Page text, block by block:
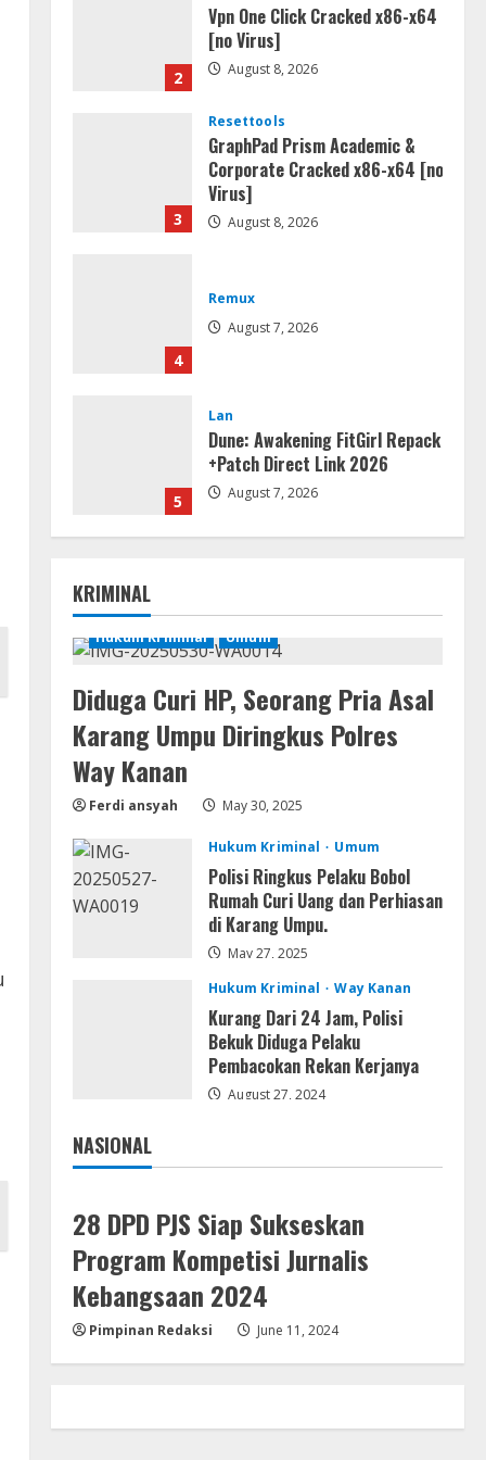
2
Vpn One Click Cracked x86-x64
[no Virus]
August 8, 2026
3
Resettools
GraphPad Prism Academic &
Corporate Cracked x86-x64 [no
Virus]
August 8, 2026
4
Remux
August 7, 2026
5
Lan
Dune: Awakening FitGirl Repack
+Patch Direct Link 2026
August 7, 2026
1 August 8, 2026
2
Resettools
Vpn One Click Cracked x86-x64
[no Virus]
GraphPad Prism Academic &
Corporate Cracked x86-x64 [no
Virus]
August 8, 2026
August 7, 2026
+Patch Direct Link 2026
KRIMINAL
Hukum Kriminal Umum
Diduga Curi HP, Seorang Pria Asal
Karang Umpu Diringkus Polres
Way Kanan
Ferdi ansyah May 30, 2025
Hukum Kriminal Umum
Polisi Ringkus Pelaku Bobol
Rumah Curi Uang dan Perhiasan
di Karang Umpu.
May 27, 2025
Hukum Kriminal
Way Kanan
Kurang Dari 24 Jam, Polisi
Bekuk Diduga Pelaku
Pembacokan Rekan Kerjanya
August 27, 2024
NASIONAL
Jakarta
28 DPD PJS Siap Sukseskan
Program Kompetisi Jurnalis
Kebangsaan 2024
Pimpinan Redaksi June 11, 2024